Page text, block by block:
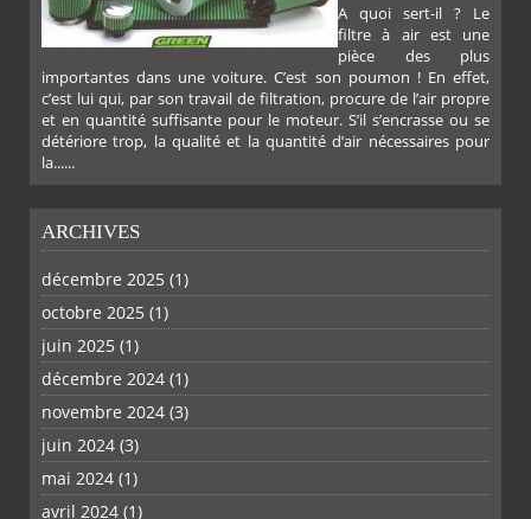
PLUS
A quoi sert-il ? Le
filtre à air est une
pièce des plus
importantes dans une voiture. C’est son poumon ! En effet,
c’est lui qui, par son travail de filtration, procure de l’air propre
et en quantité suffisante pour le moteur. S’il s’encrasse ou se
détériore trop, la qualité et la quantité d’air nécessaires pour
la......
ARCHIVES
décembre 2025 (1)
octobre 2025 (1)
juin 2025 (1)
décembre 2024 (1)
novembre 2024 (3)
juin 2024 (3)
mai 2024 (1)
avril 2024 (1)